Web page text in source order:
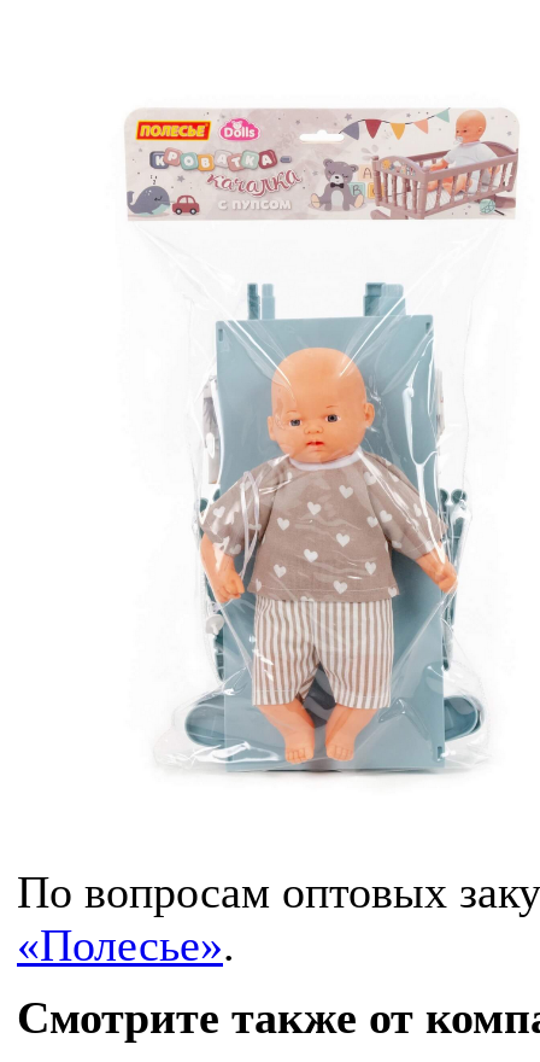
По вопросам оптовых
«Полесье».
Смотрите также от